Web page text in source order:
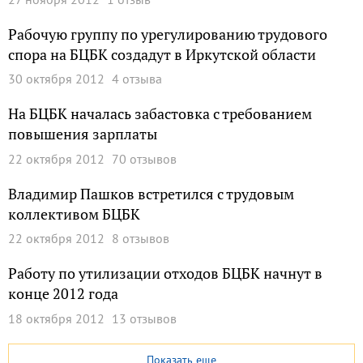
Рабочую группу по урегулированию трудового
спора на БЦБК создадут в Иркутской области
30 октября 2012 4 отзыва
На БЦБК началась забастовка с требованием
повышения зарплаты
22 октября 2012 70 отзывов
Владимир Пашков встретился с трудовым
коллективом БЦБК
22 октября 2012 8 отзывов
Работу по утилизации отходов БЦБК начнут в
конце 2012 года
18 октября 2012 13 отзывов
Показать еще